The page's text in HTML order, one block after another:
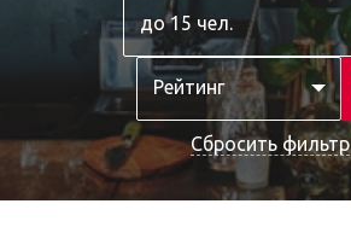
до 15 чел.
Рейтинг
Сбросить фильтр